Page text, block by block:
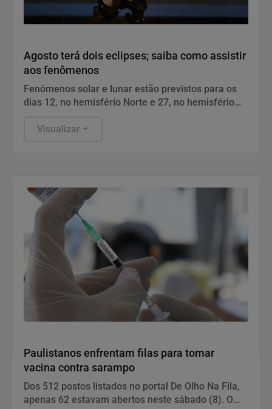
Agosto terá dois eclipses; saiba como assistir
aos fenômenos
Fenômenos solar e lunar estão previstos para os
dias 12, no hemisfério Norte e 27, no hemisfério
Visualizar
Paulistanos enfrentam filas para tomar
vacina contra sarampo
Dos 512 postos listados no portal De Olho Na Fila,
apenas 62 estavam abertos neste sábado (8). O